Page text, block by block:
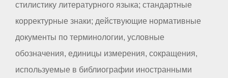
стилистику литературного языка; стандартные
корректурные знаки; действующие нормативные
документы по терминологии, условные
обозначения, единицы измерения, сокращения,
используемые в библиографии иностранными